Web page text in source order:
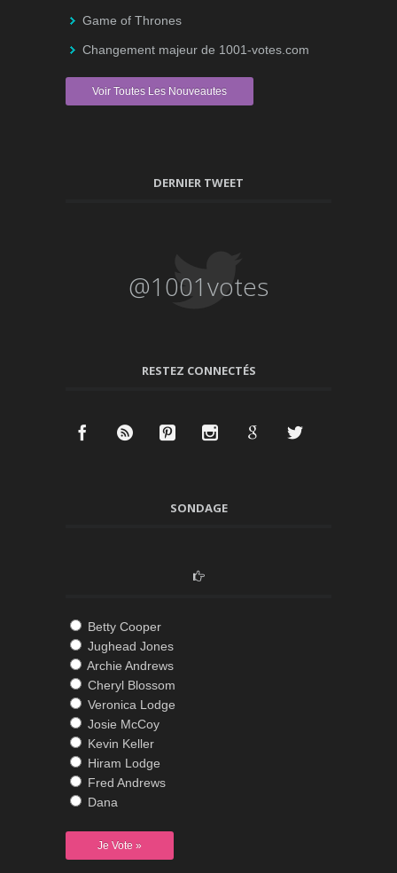
Game of Thrones
Changement majeur de 1001-votes.com
Voir Toutes Les Nouveautes
DERNIER TWEET
@1001votes
RESTEZ CONNECTÉS
SONDAGE
Betty Cooper
Jughead Jones
Archie Andrews
Cheryl Blossom
Veronica Lodge
Josie McCoy
Kevin Keller
Hiram Lodge
Fred Andrews
Dana